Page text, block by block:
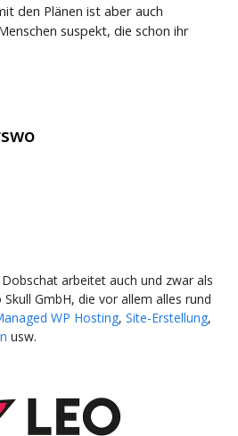
den Plänen ist aber auch
suspekt, die schon ihr
arbeitet auch und zwar als
GmbH, die vor allem alles rund
WP Hosting, Site-Erstellung,
usw.